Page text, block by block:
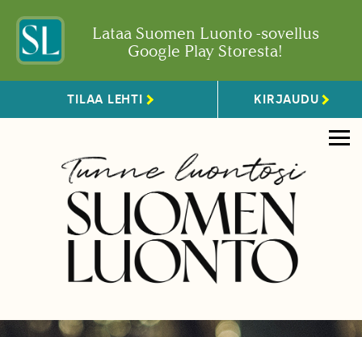
Lataa Suomen Luonto -sovellus
Google Play Storesta!
TILAA LEHTI KIRJAUDU